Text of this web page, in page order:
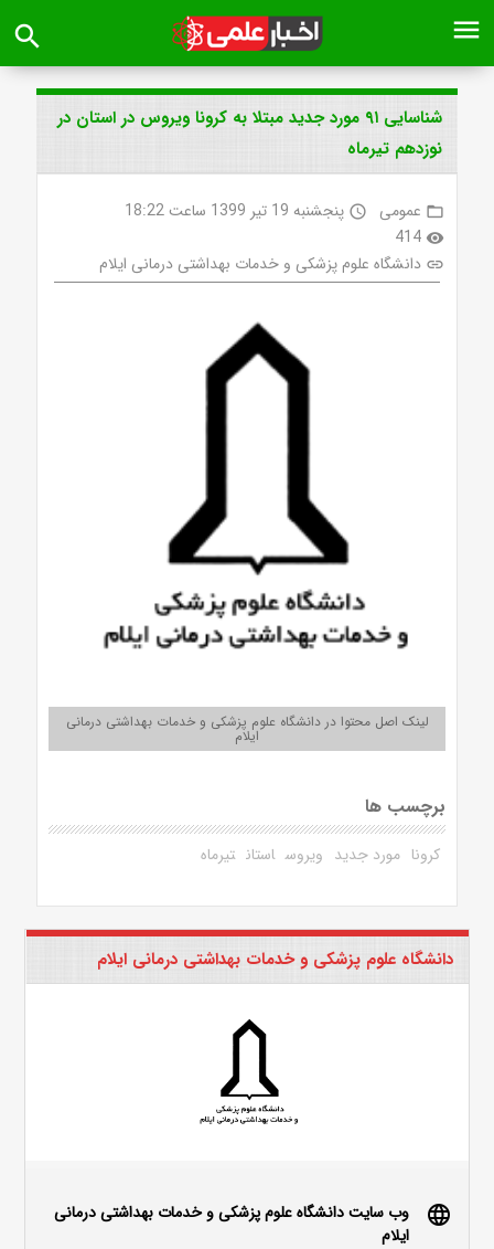
menu
search
شناسایی ۹۱ مورد جدید مبتلا به کرونا ویروس در استان در
نوزدهم تیرماه
folder_open عمومی access_time پنجشنبه 19 تیر 1399 ساعت 18:22
visibility
414
link دانشگاه علوم پزشکی و خدمات بهداشتی درمانی ایلام
لینک اصل محتوا در دانشگاه علوم پزشکی و خدمات بهداشتی درمانی
ایلام
برچسب ها
کرونا مورد جدید ویروس استان تیرماه
دانشگاه علوم پزشکی و خدمات بهداشتی درمانی ایلام
language
وب سایت دانشگاه علوم پزشکی و خدمات بهداشتی درمانی
ایلام